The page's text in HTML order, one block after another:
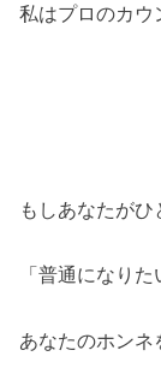
私はプロのカウ
もしあなたが
「普通になり
あなたのホンネ